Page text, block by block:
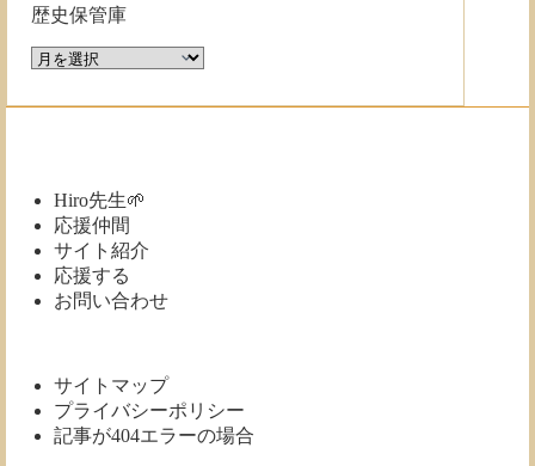
歴史保管庫
歴
保
Hiro先生🌱
応援仲間
サイト紹介
応援する
お問い合わせ
サイトマップ
プライバシーポリシー
記事が404エラーの場合